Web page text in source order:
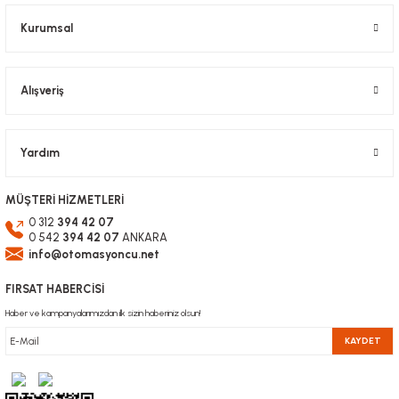
Kurumsal
Alışveriş
Yardım
MÜŞTERİ HİZMETLERİ
0 312 394 42 07
0 542 394 42 07 ANKARA
info@otomasyoncu.net
FIRSAT HABERCİSİ
Haber ve kampanyalarımızdan ilk sizin haberiniz olsun!
KAYDET